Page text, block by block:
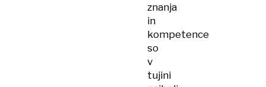
znanja
in
kompetence
so
v
tujini